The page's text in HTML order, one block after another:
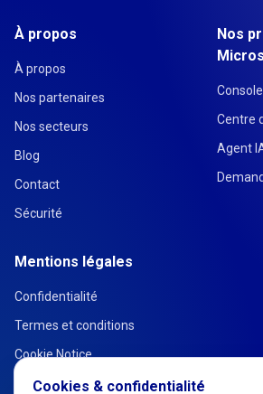
À propos
À propos
Nos partenaires
Nos secteurs
Blog
Contact
Sécurité
Nos
Centre
Agent
Mentions légales
Confidentialité
Termes et conditions
Cookie Notice
Cookies & confidentialité